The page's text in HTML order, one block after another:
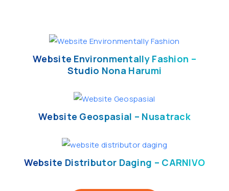
Website Environmentally Fashion –
Studio Nona Harumi
Website Geospasial – Nusatrack
Website Distributor Daging – CARNIVO